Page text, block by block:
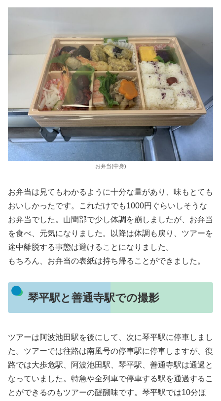
お弁当(中身)
お弁当は見てもわかるように十分な量があり、味もとても
おいしかったです。これだけでも1000円ぐらいしそうな
お弁当でした。山間部で少し体調を崩しましたが、お弁当
を食べ、元気になりました。以降は体調も戻り、ツアーを
途中離脱する事態は避けることになりました。
もちろん、お弁当の表紙は持ち帰ることができました。
琴平駅と善通寺駅での撮影
ツアーは阿波池田駅を後にして、次に琴平駅に停車しまし
た。ツアーでは往路は南風号の停車駅に停車しますが、復
路では大歩危駅、阿波池田駅、琴平駅、善通寺駅は通過と
なっていました。特急や全列車で停車する駅を通過するこ
とができるのもツアーの醍醐味です。琴平駅では10分ほ